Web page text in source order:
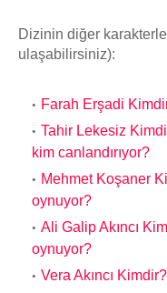
Dizinin diğer
ulaşabilirsiniz):
Farah Erşadi
Tahir Lekesiz
kim canlandırıyor?
Mehmet Koşaner
oynuyor?
Ali Galip Akıncı
oynuyor?
Vera Akıncı